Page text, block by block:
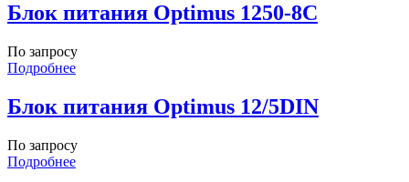
Блок питания Optimus 1250-8C
По запросу
Подробнее
Блок питания Optimus 12/5DIN
По запросу
Подробнее